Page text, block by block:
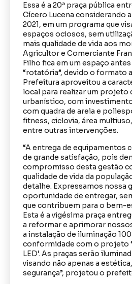
Essa é a 20ª praça pública
Cícero Lucena considerando
2021, em um programa que
espaços ociosos, sem
mais qualidade de vida aos
Agricultor e Comerciante
Filho fica em um espaço
“rotatória”, devido o formato
Prefeitura aproveitou a
local para realizar um projeto
urbanístico, com investimento
com quadra de areia e
fitness, ciclovia, área
entre outras intervenções.
“A entrega de equipamentos
de grande satisfação, pois
compromisso desta gestão
qualidade de vida da
detalhe. Expressamos nossa
oportunidade de entregar,
que contribuem para o bem-
Esta é a vigésima praça
a reformar e aprimorar
a instalação de iluminação
conformidade com o projeto
LED’. As praças serão
visando não apenas a
segurança”, projetou o